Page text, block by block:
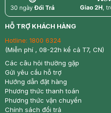
return nowfree
HỖ TRỢ KHÁCH HÀNG
Hotline: 1800 6324
(Miễn phí , 08-22h kể cả T7, CN)
Các câu hỏi thường gặp
Gửi yêu cầu hỗ trợ
Hướng dẫn đặt hàng
Phương thức thanh toán
Phương thức vận chuyển
Chính sách đổi trả